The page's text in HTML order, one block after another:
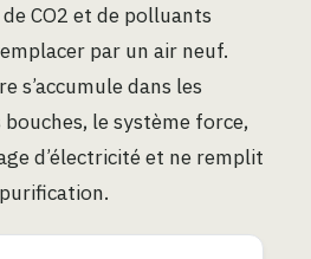
CO2 et de polluants
par un air neuf.
s’accumule dans les
le système force,
d’électricité et ne remplit